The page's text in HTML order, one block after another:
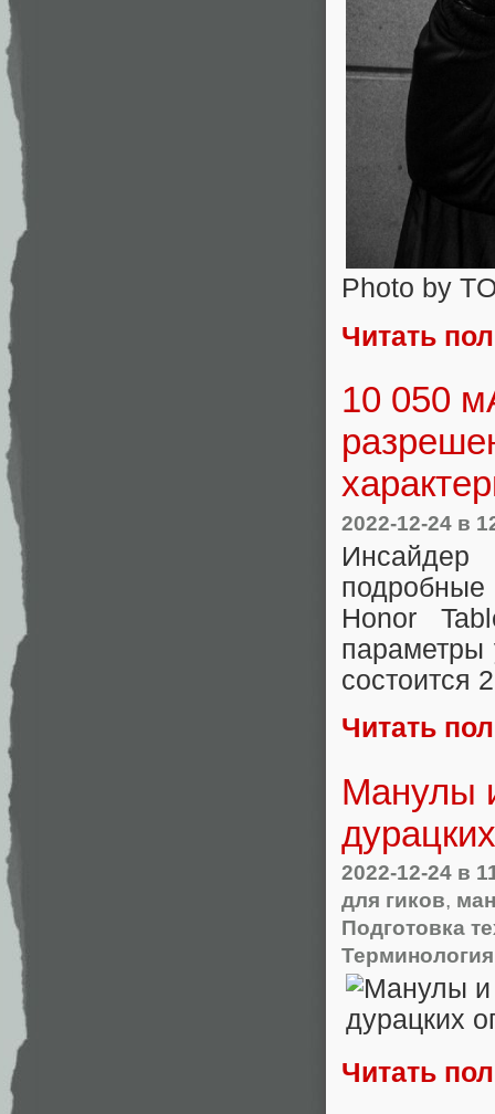
Photo by
Читать
10 050
2022-12-24 в
Инсайдер
Honor
параметры
состоится
Читать
Манулы
2022-12-24 в
для гиков,
Подготовка
Читать